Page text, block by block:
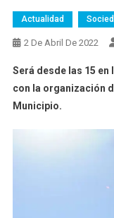
Actualidad
2 De Abril De 2022
Será desde las 15 en
con la organización
Municipio.